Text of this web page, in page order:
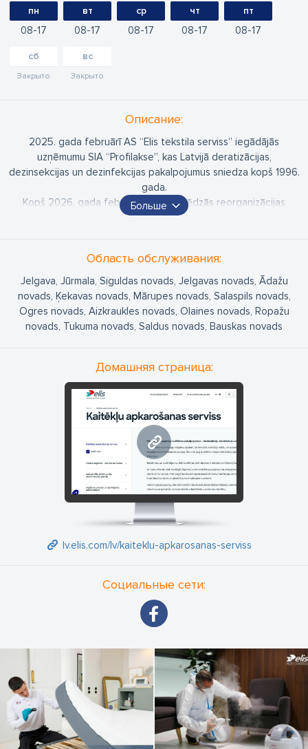
пн
08 17
вт
08 17
ср
08 17
чт
08 17
пт
08 17
сб
Закрыто
вс
Закрыто
Oписание:
2025. gada februārī AS “Elis tekstila serviss” iegādājās
uzņēmumu SIA “Profilakse”, kas Latvijā deratizācijas,
dezinsekcijas un dezinfekcijas pakalpojumus sniedza kopš 1996.
gada.
Kopš 2026. gada februāra, kad noslēdzās reorganizācijas
process, AS “Elis tekstila serviss” kaitēkļu kontroles
pieredzi kaitēkļu kontroles servisā
Больше
Область обслуживания:
Jelgava, Jūrmala, Siguldas novads, Jelgavas novads, Ādažu
novads, Ķekavas novads, Mārupes novads, Salaspils novads,
Ogres novads, Aizkraukles novads, Olaines novads, Ropažu
novads, Tukuma novads, Saldus novads, Bauskas novads
Домашняя страница:
lv.elis.com
lv.elis.com/lv/kaiteklu-apkarosanas-serviss
Социальные сети: